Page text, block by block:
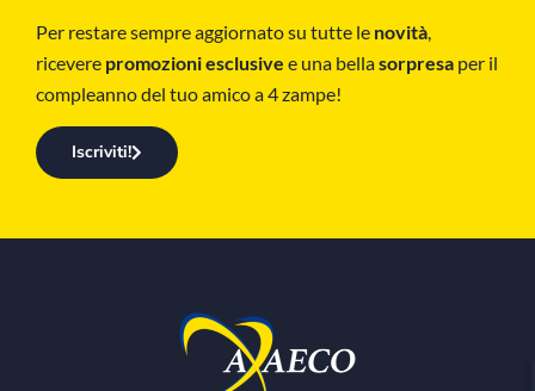
Per restare sempre aggiornato su tutte le novità,
ricevere promozioni esclusive e una bellasorpresa per il
compleanno del tuo amico a 4 zampe!
Iscriviti!